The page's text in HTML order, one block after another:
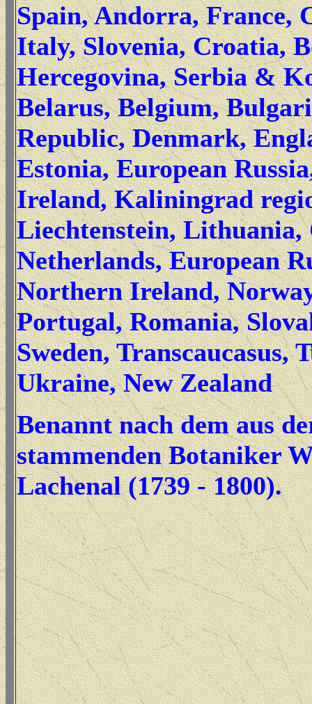
Spain, Andorra, France,
Italy, Slovenia, Croatia,
Hercegovina, Serbia &
Belarus, Belgium,
Republic, Denmark,
Estonia, European
Ireland, Kaliningrad
Liechtenstein, Lithuania,
Netherlands, European
Northern Ireland,
Portugal, Romania,
Sweden, Transcaucasus,
Ukraine, New Zealand
Benannt nach dem aus
stammenden Botaniker
Lachenal (1739 - 1800).